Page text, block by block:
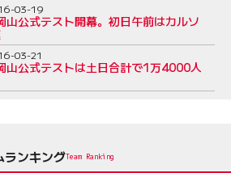
山公式テスト開幕。初日午前はカルソ
03-19
山公式テストは土日合計で1万4000人
03-21
ランキングTeam Ranking